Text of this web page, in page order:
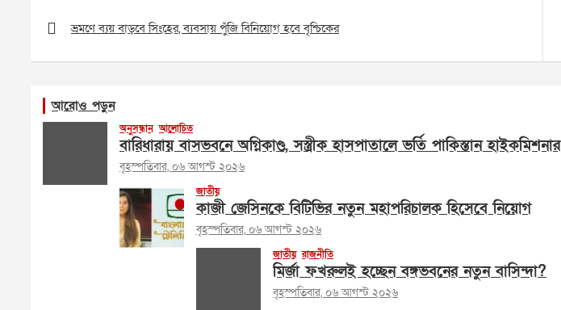
navigation
ভ্রমণে ব্যয় বাড়বে সিংহের, ব্যবসায় পুঁজি বিনিয়োগ হবে বৃশ্চিকের
আরোও পড়ুন
অনুসন্ধান আলোচিত
বারিধারায় বাসভবনে অগ্নিকাণ্ড, সস্ত্রীক হাসপাতালে ভর্তি পাকিস্তান হাইকমিশনার
বৃহস্পতিবার, ০৬ আগস্ট ২০২৬
জাতীয়
কাজী জেসিনকে বিটিভির নতুন মহাপরিচালক হিসেবে নিয়োগ
বৃহস্পতিবার, ০৬ আগস্ট ২০২৬
জাতীয় রাজনীতি
মির্জা ফখরুলই হচ্ছেন বঙ্গভবনের নতুন বাসিন্দা?
বৃহস্পতিবার, ০৬ আগস্ট ২০২৬